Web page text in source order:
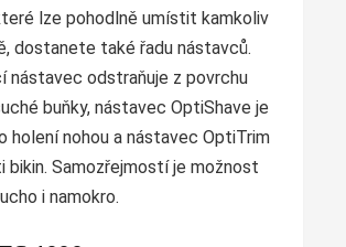
lze pohodlně umístit kamkoliv
dostanete také řadu nástavců.
nástavec odstraňuje z povrchu
buňky, nástavec OptiShave je
holení nohou a nástavec OptiTrim
bikin. Samozřejmostí je možnost
i namokro.